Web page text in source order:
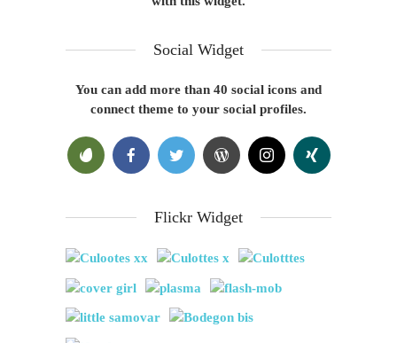
Social Widget
You can add more than 40 social icons and
connect theme to your social profiles.
Flickr Widget